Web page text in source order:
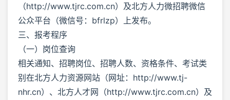
（http://www.tjrc.com.cn）及北方人力微招聘微信
公众平台（微信号：bfrlzp）上发布。
三、报考程序
（一）岗位查询
相关通知、招聘岗位、招聘人数、资格条件、考试类
别在北方人力资源网站（网址：http://www.tj-
nhr.cn）、北方人才网（http://www.tjrc.com.cn）及